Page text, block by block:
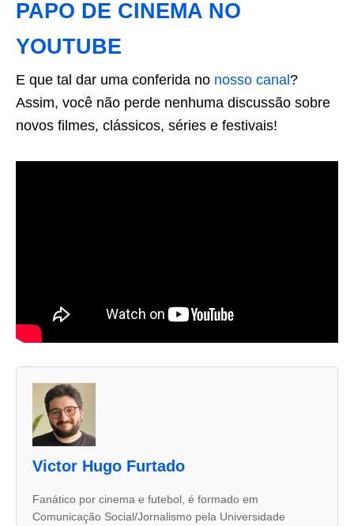
PAPO DE CINEMA NO
YOUTUBE
E que tal dar uma conferida no nosso canal ?
Assim, você não perde nenhuma discussão sobre
novos filmes, clássicos, séries e festivais!
Victor Hugo Furtado
Fanático por cinema e futebol, é formado em
Comunicação Social/Jornalismo pela Universidade